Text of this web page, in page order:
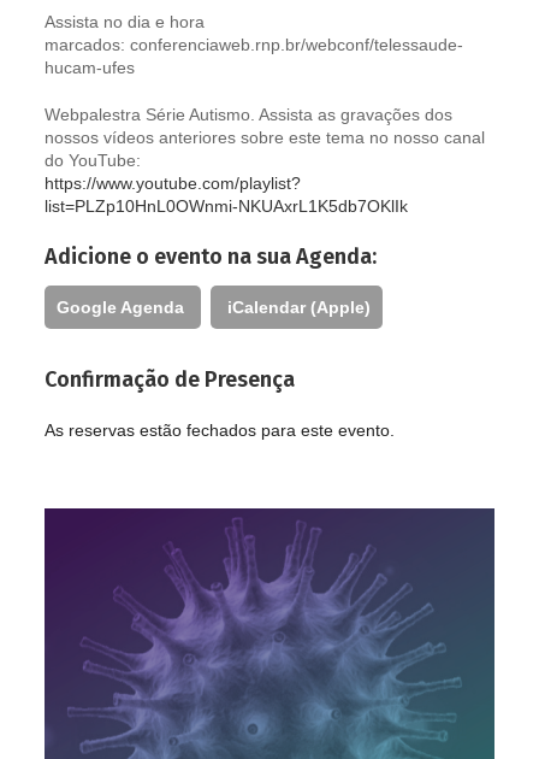
Assista no dia e hora
marcados: conferenciaweb.rnp.br/webconf/telessaude-
hucam-ufes
Webpalestra Série Autismo. Assista as gravações dos
nossos vídeos anteriores sobre este tema no nosso canal
do YouTube:
https://www.youtube.com/playlist?
list=PLZp10HnL0OWnmi-NKUAxrL1K5db7OKlIk
Adicione o evento na sua Agenda:
Google Agenda iCalendar (Apple)
Confirmação de Presença
As reservas estão fechados para este evento.